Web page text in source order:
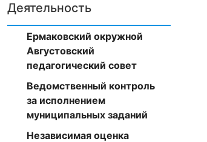
Деятельность
Ермаковский окружной
Августовский
педагогический совет
Ведомственный контроль
за исполнением
муниципальных заданий
Независимая оценка